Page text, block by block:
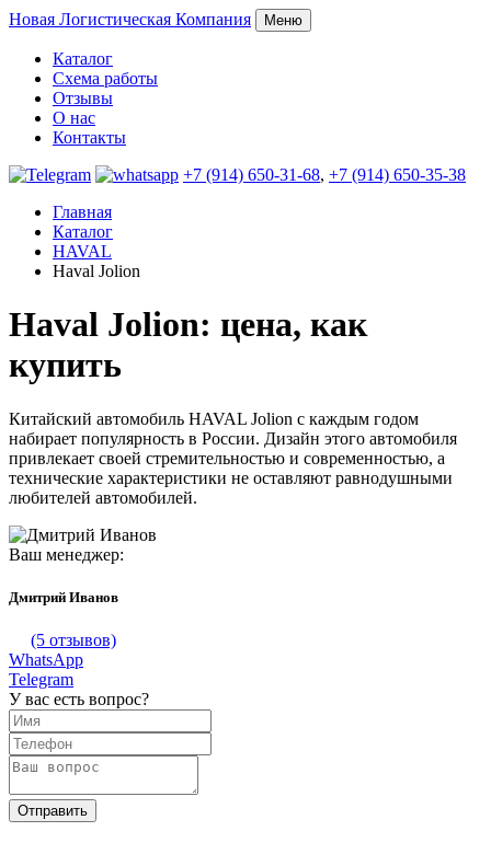
Новая Логистическая Компания Меню
Каталог
Схема работы
Отзывы
О нас
Контакты
+7 (914) 650-31-68, +7 (914) 650-35-38
Главная
Каталог
HAVAL
Haval Jolion
Haval Jolion: цена, как
купить
Китайский автомобиль HAVAL Jolion с каждым годом
набирает популярность в России. Дизайн этого автомобиля
привлекает своей стремительностью и современностью, а
технические характеристики не оставляют равнодушными
любителей автомобилей.
Ваш менеджер:
Дмитрий Иванов
(5 отзывов)
WhatsApp
Telegram
У вас есть вопрос?